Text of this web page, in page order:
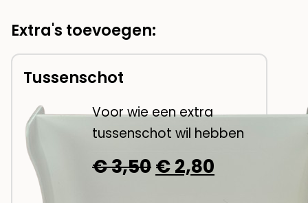
was:
€ 26,95.
is:
Extra's toevoegen:
Tussenschot
Voor wie een extra
tussenschot wil hebben
€3,50Oorspronkelijke
€2,80